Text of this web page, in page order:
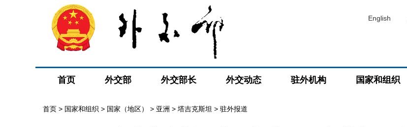
English
首页 外交部 外交部长 外交动态 驻外机构 国家和组织
首页 > 国家和组织 > 国家（地区） > 亚洲 > 塔吉克斯坦 > 驻外报道